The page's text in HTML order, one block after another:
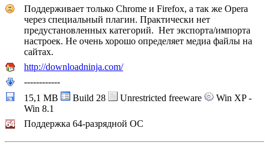
Поддерживает только Chrome и Firefox, а так же Opera
через специальный плагин. Практически нет
предустановленных категорий. Нет экспорта/импорта
настроек. Не очень хорошо определяет медиа файлы на
сайтах.
http://downloadninja.com/
------------
15,1 MB
Build 28 Unrestricted freeware
Win XP -
Win 8.1
Поддержка 64-разрядной ОС